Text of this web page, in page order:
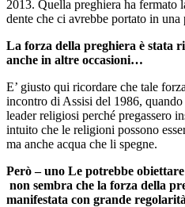
2013. Quella preghiera ha fermato
dente che ci avrebbe portato in
La forza della preghiera è stata
anche in altre occasioni…
E’ giusto qui ricordare che tale
incontro di Assisi del 1986,
leader religiosi perché pregassero
intuito che le religioni possono
ma anche acqua che li spegne.
Però – uno Le potrebbe
non sembra che la forza della
manifestata con grande